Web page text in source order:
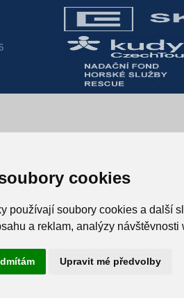
cookies
používají soubory cookies a další
a reklam, analýzy
Upravit mé předvolby